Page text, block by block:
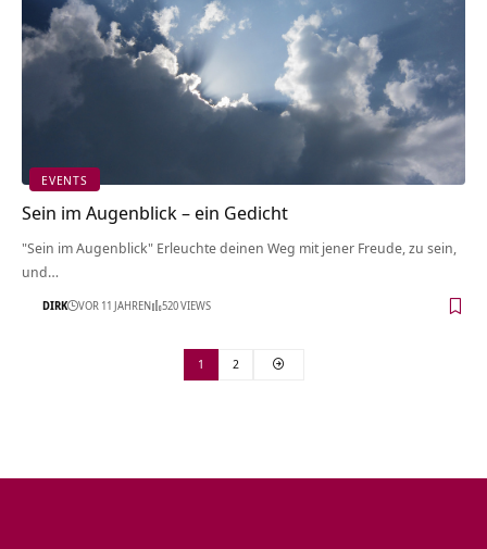
EVENTS
Sein im Augenblick – ein Gedicht
"Sein im Augenblick" Erleuchte deinen Weg mit jener Freude, zu sein,
und…
DIRK VOR 11 JAHREN 520 VIEWS
1 2